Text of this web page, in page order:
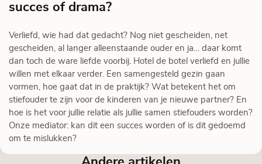
succes of drama?
Verliefd, wie had dat gedacht? Nog niet gescheiden, net
gescheiden, al langer alleenstaande ouder en ja… daar komt
dan toch de ware liefde voorbij. Hotel de botel verliefd en jullie
willen met elkaar verder. Een samengesteld gezin gaan
vormen, hoe gaat dat in de praktijk? Wat betekent het om
stiefouder te zijn voor de kinderen van je nieuwe partner? En
hoe is het voor jullie relatie als jullie samen stiefouders worden?
Onze mediator: kan dit een succes worden of is dit gedoemd
om te mislukken?